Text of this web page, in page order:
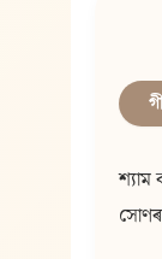
শ্যাম
সোণৰ